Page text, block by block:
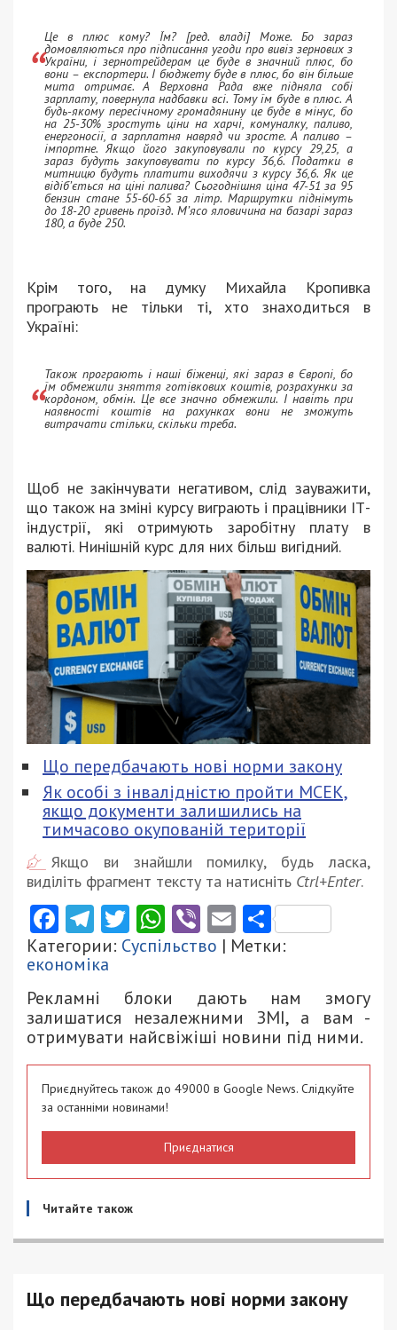
Це в плюс кому? Їм? [ред. владі] Може. Бо зараз
домовляються про підписання угоди про вивіз зернових з
України, і зернотрейдерам це буде в значний плюс, бо
вони – експортери. І бюджету буде в плюс, бо він більше
мита отримає. А Верховна Рада вже підняла собі
зарплату, повернула надбавки всі. Тому їм буде в плюс. А
будь-якому пересічному громадянину це буде в мінус, бо
на 25-30% зростуть ціни на харчі, комуналку, паливо,
енергоносії, а зарплатня навряд чи зросте. А паливо –
імпортне. Якщо його закуповували по курсу 29,25, а
зараз будуть закуповувати по курсу 36,6. Податки в
митницю будуть платити виходячи з курсу 36,6. Як це
відіб’ється на ціні палива? Сьогоднішня ціна 47-51 за 95
бензин стане 55-60-65 за літр. Маршрутки піднімуть
до 18-20 гривень проїзд. М’ясо яловичина на базарі зараз
180, а буде 250.
Крім того, на думку Михайла Кропивка
програють не тільки ті, хто знаходиться в
Україні:
Також програють і наші біженці, які зараз в Європі, бо
їм обмежили зняття готівкових коштів, розрахунки за
кордоном, обмін. Це все значно обмежили. І навіть при
наявності коштів на рахунках вони не зможуть
витрачати стільки, скільки треба.
Щоб не закінчувати негативом, слід зауважити,
що також на зміні курсу виграють і працівники ІТ-
індустрії, які отримують заробітну плату в
валюті. Нинішній курс для них більш вигідний.
Що передбачають нові норми закону
Як особі з інвалідністю пройти МСЕК,
якщо документи залишились на
тимчасово окупованій території
Якщо ви знайшли помилку, будь ласка,
виділіть фрагмент тексту та натисніть Ctrl+Enter.
Facebook
Telegram
Twitter
WhatsApp
ViberEmail
Категории: Суспільство | Метки:
економіка
Рекламні блоки дають нам змогу
залишатися незалежними ЗМІ, а вам -
отримувати найсвіжіші новини під ними.
Приєднуйтесь також до 49000 в Google News. Слідкуйте
за останніми новинами!
Приєднатися
Читайте також
Що передбачають нові норми закону